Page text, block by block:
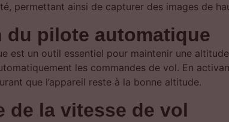
permettant ainsi de capturer des images de
du pilote automatique
est un outil essentiel pour maintenir une
les commandes de vol. En
que l’appareil reste à la bonne altitude.
de la vitesse de vol